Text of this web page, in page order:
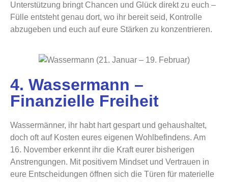
Unterstützung bringt Chancen und Glück direkt zu euch –
Fülle entsteht genau dort, wo ihr bereit seid, Kontrolle
abzugeben und euch auf eure Stärken zu konzentrieren.
4. Wassermann –
Finanzielle Freiheit
Wassermänner, ihr habt hart gespart und gehaushaltet,
doch oft auf Kosten eures eigenen Wohlbefindens. Am
16. November erkennt ihr die Kraft eurer bisherigen
Anstrengungen. Mit positivem Mindset und Vertrauen in
eure Entscheidungen öffnen sich die Türen für materielle